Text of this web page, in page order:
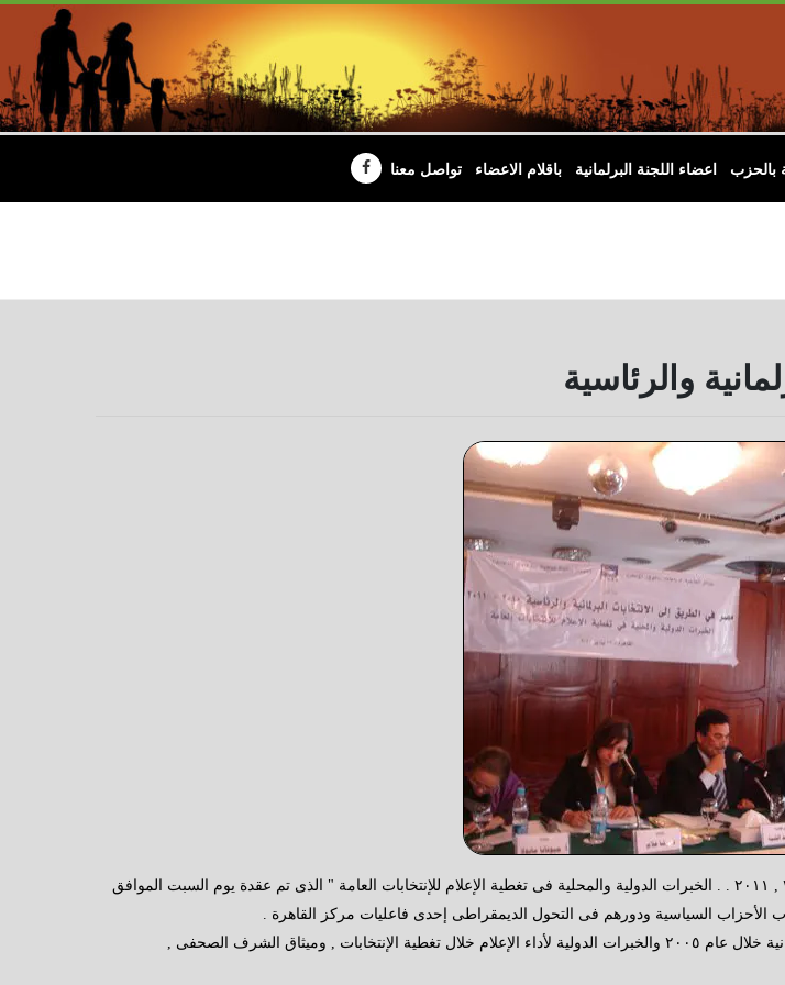
بالحزب اعضاء اللجنة البرلمانية باقلام الاعضاء تواصل معنا
والرئاسية
ساهم الحزب فى فاعليات مؤتمر " مصر فى الطريق إلى الإنتخابات البرلمانية والرئاسية ٢٠١٠ , ٢٠١١ . . الخبرات الدولية والمحلية فى تغطية الإعلام للإنتخابات العامة " الذى تم عقدة يوم السبت الموافق
وقد أهتم المؤتمر بمناقشة العديد من المحاور منها الخبرة المصرية للإنتخابات الرئاسية والبرلمانية خلال عام ٢٠٠٥ والخبرات الدولية لأداء الإعلام خلال تغطية الإنتخابات , وميثاق الشرف الصحفى ,